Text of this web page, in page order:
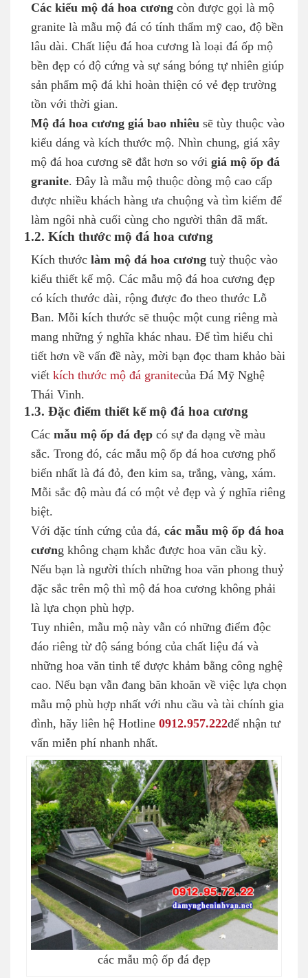
Các kiểu mộ đá hoa cương còn được gọi là mộ
granite là mẫu mộ đá có tính thẩm mỹ cao, độ bền
lâu dài. Chất liệu đá hoa cương là loại đá ốp mộ
bền đẹp có độ cứng và sự sáng bóng tự nhiên giúp
sản phẩm mộ đá khi hoàn thiện có vẻ đẹp trường
tồn với thời gian.
Mộ đá hoa cương giá bao nhiêu sẽ tùy thuộc vào
kiểu dáng và kích thước mộ. Nhìn chung, giá xây
mộ đá hoa cương sẽ đắt hơn so với giá mộ ốp đá
granite. Đây là mẫu mộ thuộc dòng mộ cao cấp
được nhiều khách hàng ưa chuộng và tìm kiếm để
làm ngôi nhà cuối cùng cho người thân đã mất.
1.2. Kích thước mộ đá hoa cương
Kích thước làm mộ đá hoa cương tuỳ thuộc vào
kiểu thiết kế mộ. Các mẫu mộ đá hoa cương đẹp
có kích thước dài, rộng được đo theo thước Lỗ
Ban. Mỗi kích thước sẽ thuộc một cung riêng mà
mang những ý nghĩa khác nhau. Để tìm hiểu chi
tiết hơn về vấn đề này, mời bạn đọc tham khảo bài
viết kích thước mộ đá granitecủa Đá Mỹ Nghệ
Thái Vinh.
1.3. Đặc điểm thiết kế mộ đá hoa cương
Các mẫu mộ ốp đá đẹp có sự đa dạng về màu
sắc. Trong đó, các mẫu mộ ốp đá hoa cương phổ
biến nhất là đá đỏ, đen kim sa, trắng, vàng, xám.
Mỗi sắc độ màu đá có một vẻ đẹp và ý nghĩa riêng
biệt.
Với đặc tính cứng của đá, các mẫu mộ ốp đá hoa
cương không chạm khắc được hoa văn cầu kỳ.
Nếu bạn là người thích những hoa văn phong thuỷ
đặc sắc trên mộ thì mộ đá hoa cương không phải
là lựa chọn phù hợp.
Tuy nhiên, mẫu mộ này vẫn có những điểm độc
đáo riêng từ độ sáng bóng của chất liệu đá và
những hoa văn tinh tế được khảm bằng công nghệ
cao. Nếu bạn vẫn đang băn khoăn về việc lựa chọn
mẫu mộ phù hợp nhất với nhu cầu và tài chính gia
đình, hãy liên hệ Hotline 0912.957.222để nhận tư
vấn miễn phí nhanh nhất.
các mẫu mộ ốp đá đẹp